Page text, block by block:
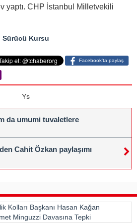
yaptı. CHP İstanbul Milletvekili
Sürücü Kursu
Facebook'ta paylaş
Ys
da umumi tuvaletlere
Cahit Özkan paylaşımı